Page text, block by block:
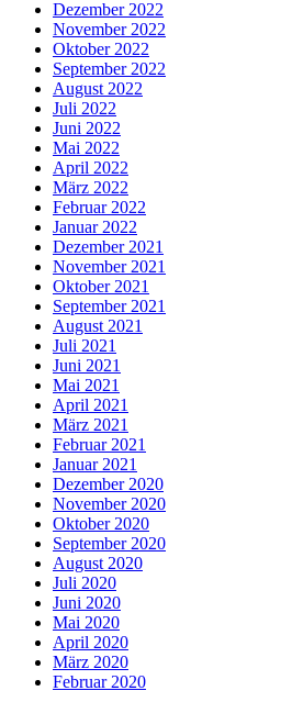
Dezember 2022
November 2022
Oktober 2022
September 2022
August 2022
Juli 2022
Juni 2022
Mai 2022
April 2022
März 2022
Februar 2022
Januar 2022
Dezember 2021
November 2021
Oktober 2021
September 2021
August 2021
Juli 2021
Juni 2021
Mai 2021
April 2021
März 2021
Februar 2021
Januar 2021
Dezember 2020
November 2020
Oktober 2020
September 2020
August 2020
Juli 2020
Juni 2020
Mai 2020
April 2020
März 2020
Februar 2020